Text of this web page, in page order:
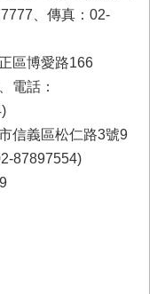
、傳真：02-
區博愛路166
電話：
信義區松仁路3號9
87897554)